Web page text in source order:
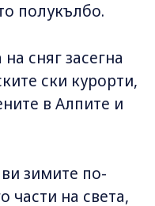
полукълбо.
сняг засегна
ски курорти,
в Алпите и
зимите по-
части на света,